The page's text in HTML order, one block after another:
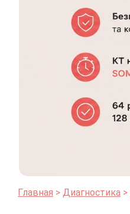
Главная Диагностика